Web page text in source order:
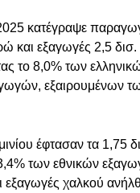
κατέγραψε
και εξαγωγές 2,5
το 8,0% των
εξαιρουμένων
έφτασαν τα 1,75
των εθνικών
εξαγωγές χαλκού